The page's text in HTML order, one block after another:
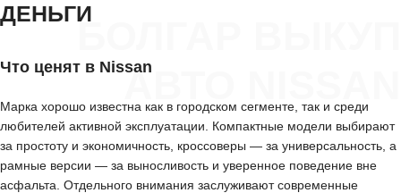
БОЛГАР ВЫКУП
АВТО NISSAN
ДЕНЬГИ
Что ценят в Nissan
Марка хорошо известна как в городском сегменте, так и среди
любителей активной эксплуатации. Компактные модели выбирают
за простоту и экономичность, кроссоверы — за универсальность, а
рамные версии — за выносливость и уверенное поведение вне
асфальта. Отдельного внимания заслуживают современные